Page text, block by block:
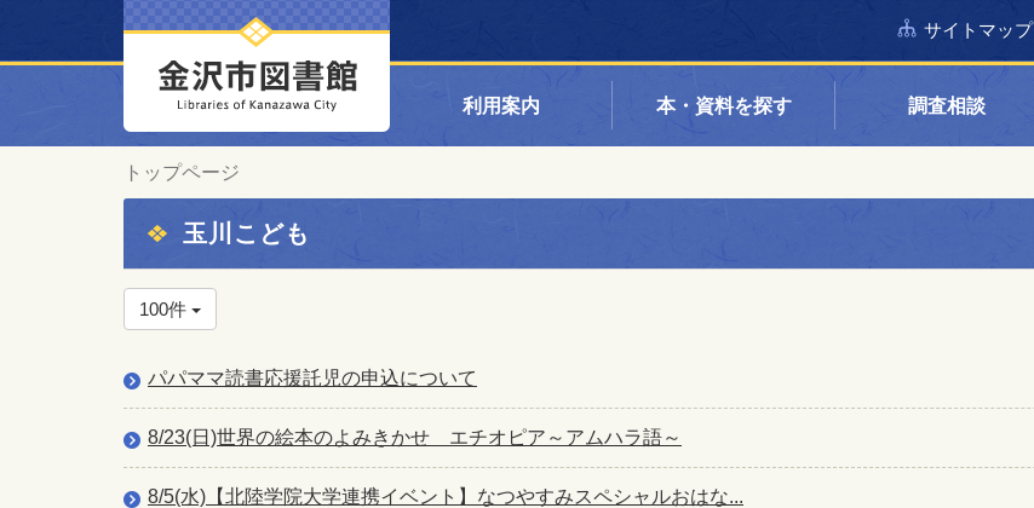
サイトマップ
利用案内 本・資料を探す 調査相談
トップページ
玉川こども
100件
パパママ読書応援託児の申込について
8/23(日)世界の絵本のよみきかせ エチオピア～アムハラ語～
8/5(水)【北陸学院大学連携イベント】なつやすみスペシャルおはな...